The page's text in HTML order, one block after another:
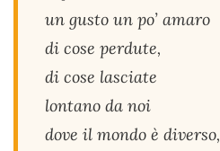
un gusto un po’ amaro
di cose perdute,
di cose lasciate
lontano da noi
dove il mondo è diverso,